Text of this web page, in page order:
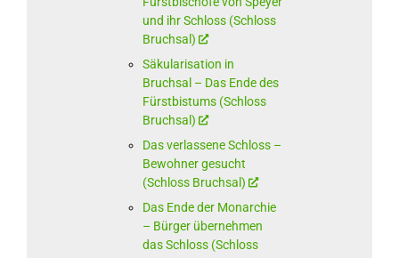
und ihr Schloss (Schloss
Bruchsal)
Säkularisation in
Bruchsal – Das Ende des
Fürstbistums (Schloss
Bruchsal)
Das verlassene Schloss –
Bewohner gesucht
(Schloss Bruchsal)
Das Ende der Monarchie
– Bürger übernehmen
das Schloss (Schloss